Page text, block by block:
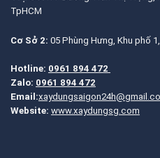
TpHCM
Cơ Sở 2: 05 Phùng Hưng, Khu phố
Hotline: 0961 894 472
Zalo: 0961 894 472
Email:
Website: www.xaydungsg.com